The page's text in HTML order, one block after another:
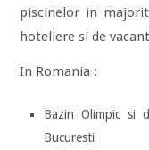
piscinelor in
hoteliere si de
In Romania :
Bazin Olimpic si
Bucuresti